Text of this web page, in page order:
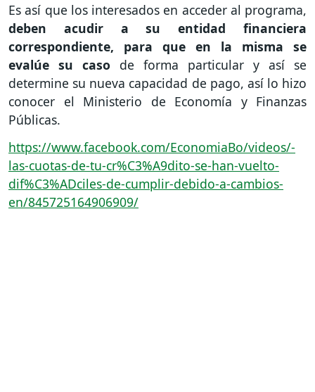
Es así que los interesados en acceder al programa,
deben acudir a su entidad financiera
correspondiente, para que en la misma se
evalúe su caso de forma particular y así se
determine su nueva capacidad de pago, así lo hizo
conocer el Ministerio de Economía y Finanzas
Públicas.
https://www.facebook.com/EconomiaBo/videos/-
las-cuotas-de-tu-cr%C3%A9dito-se-han-vuelto-
dif%C3%ADciles-de-cumplir-debido-a-cambios-
en/845725164906909/